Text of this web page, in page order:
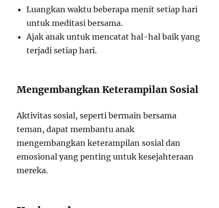
Luangkan waktu beberapa menit setiap hari
untuk meditasi bersama.
Ajak anak untuk mencatat hal-hal baik yang
terjadi setiap hari.
Mengembangkan Keterampilan Sosial
Aktivitas sosial, seperti bermain bersama
teman, dapat membantu anak
mengembangkan keterampilan sosial dan
emosional yang penting untuk kesejahteraan
mereka.